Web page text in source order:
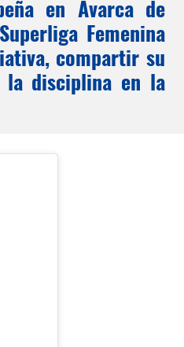
en Avarca de
Femenina
compartir su
la disciplina en la